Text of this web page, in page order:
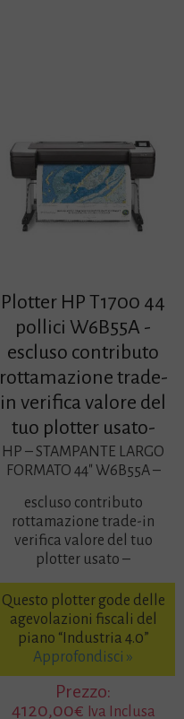
Plotter HP T1700 44
pollici W6B55A -
escluso contributo
rottamazione trade-
in verifica valore del
tuo plotter usato-
HP – STAMPANTE LARGO
FORMATO 44″ W6B55A –
escluso contributo
rottamazione trade-in
verifica valore del tuo
plotter usato –
Questo plotter gode delle
agevolazioni fiscali del
piano “Industria 4.0”
Approfondisci »
Prezzo:
4120,00€ Iva Inclusa